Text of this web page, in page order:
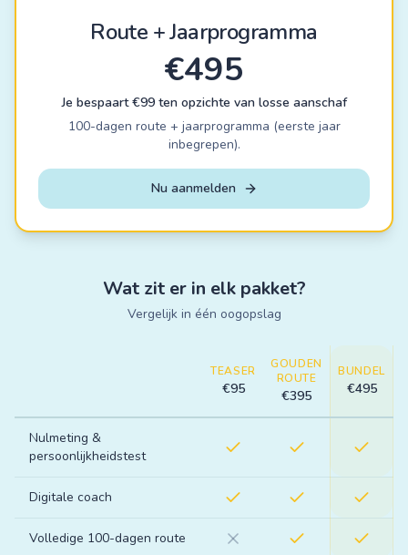
Route + Jaarprogramma
€495
Je bespaart €99ten opzichte van losse aanschaf
100-dagen route + jaarprogramma (eerste jaar
inbegrepen).
Nu aanmelden
Wat zit er in elk pakket?
Vergelijk in één oogopslag
TEASER
€95
GOUDEN
ROUTE
€395
BUNDEL
€495
Nulmeting &
persoonlijkheidstest
Digitale coach
Volledige 100-dagen route